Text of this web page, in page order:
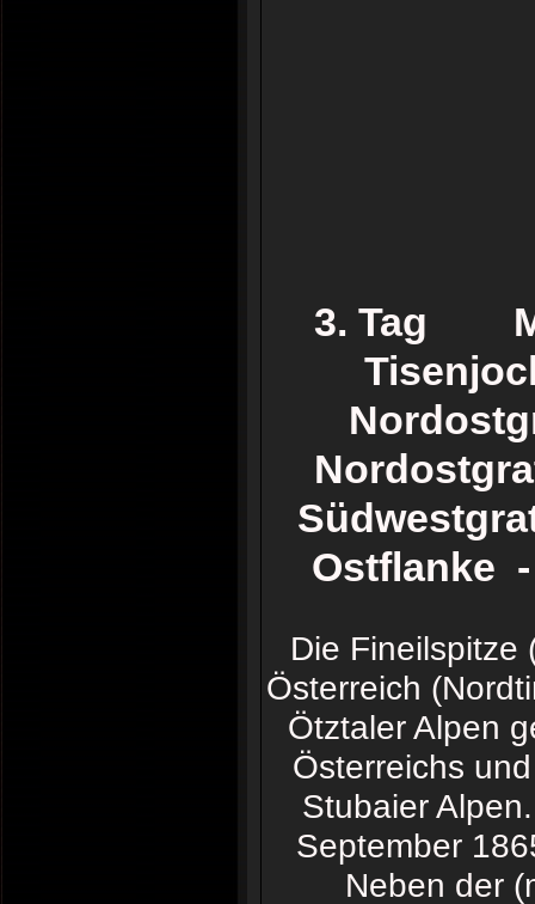
3. Tag
Ostflanke
Die Fineilspitze
Österreich
Ötztaler Alpen
Österreichs
Stubaier
September
Neben der